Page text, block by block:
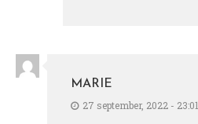
MARIE
27 september, 2022 - 23:01